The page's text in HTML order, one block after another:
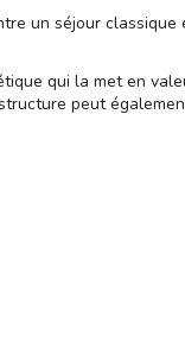
un séjour classique
qui la met en
peut